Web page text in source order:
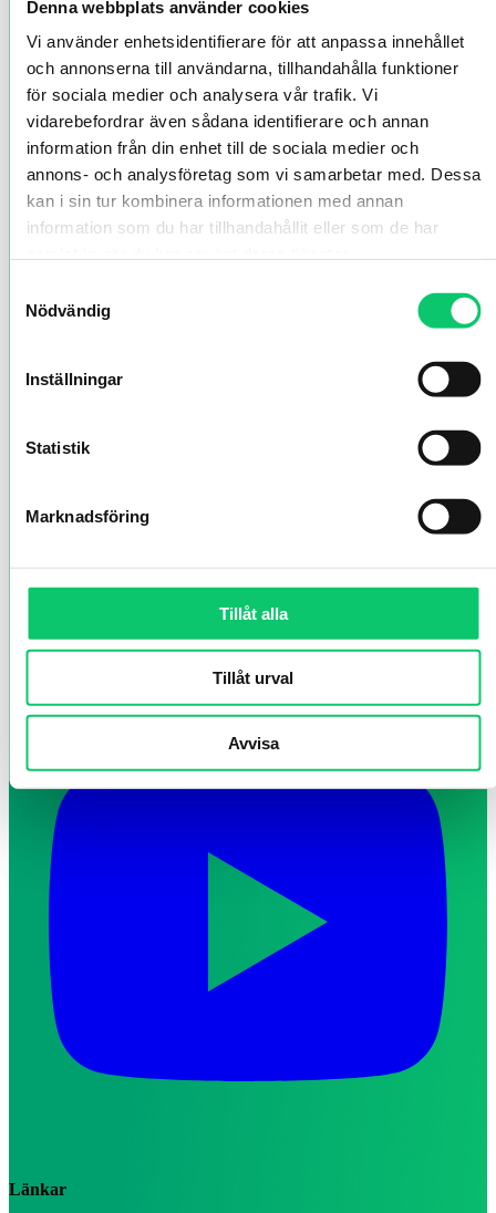
Denna webbplats använder cookies
Vi använder enhetsidentifierare för att anpassa innehållet
och annonserna till användarna, tillhandahålla funktioner
för sociala medier och analysera vår trafik. Vi
vidarebefordrar även sådana identifierare och annan
information från din enhet till de sociala medier och
annons- och analysföretag som vi samarbetar med. Dessa
kan i sin tur kombinera informationen med annan
information som du har tillhandahållit eller som de har
Nödvändig
Inställningar
Statistik
Marknadsföring
Tillåt alla
Tillåt urval
Avvisa
Länkar